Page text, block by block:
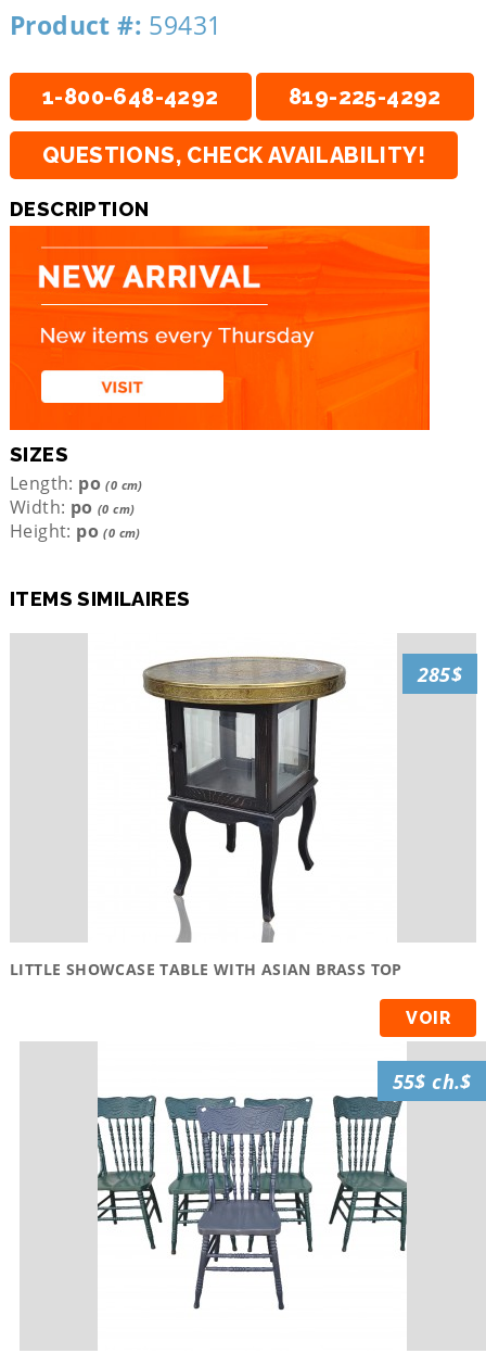
Product #: 59431
1-800-648-4292 819-225-4292
QUESTIONS, CHECK AVAILABILITY!
DESCRIPTION
SIZES
Length: po(0 cm)
Width: po (0 cm)
Height: po(0 cm)
ITEMS SIMILAIRES
LITTLE SHOWCASE TABLE WITH ASIAN BRASS TOP
VOIR
285$
55$ ch.$